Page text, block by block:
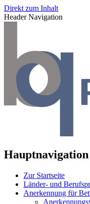
Direkt zum Inhalt
Header Navigation
Hauptnavigation
Zur Startseite
Länder- und
Anerkennung für